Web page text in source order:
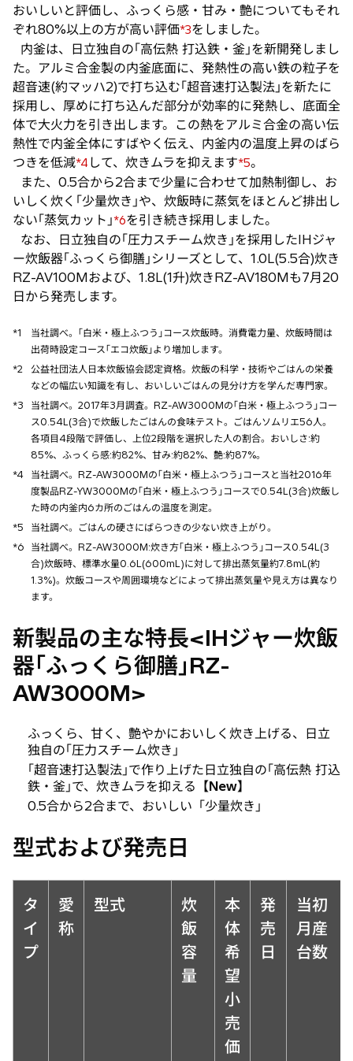
おいしいと評価し、ふっくら感・甘み・艶についてもそれ
ぞれ80%以上の方が高い評価*3をしました。
内釜は、日立独自の｢高伝熱 打込鉄・釜｣を新開発しまし
た。アルミ合金製の内釜底面に、発熱性の高い鉄の粒子を
超音速(約マッハ2)で打ち込む｢超音速打込製法｣を新たに
採用し、厚めに打ち込んだ部分が効率的に発熱し、底面全
体で大火力を引き出します。この熱をアルミ合金の高い伝
熱性で内釜全体にすばやく伝え、内釜内の温度上昇のばら
つきを低減*4 して、炊きムラを抑えます*5。
また、0.5合から2合まで少量に合わせて加熱制御し、お
いしく炊く｢少量炊き｣や、炊飯時に蒸気をほとんど排出し
ない｢蒸気カット｣*6を引き続き採用しました。
なお、日立独自の｢圧力スチーム炊き｣を採用したIHジャ
ー炊飯器｢ふっくら御膳｣シリーズとして、1.0L(5.5合)炊き
RZ-AV100Mおよび、1.8L(1升)炊きRZ-AV180Mも7月20
日から発売します。
*1
当社調べ。｢白米・極上ふつう｣コース炊飯時。消費電力量、炊飯時間は
出荷時設定コース｢エコ炊飯｣より増加します。
*2
公益社団法人日本炊飯協会認定資格。炊飯の科学・技術やごはんの栄養
などの幅広い知識を有し、おいしいごはんの見分け方を学んだ専門家。
*3
当社調べ。2017年3月調査。RZ-AW3000Mの｢白米・極上ふつう｣コー
ス0.54L(3合)で炊飯したごはんの食味テスト。ごはんソムリエ56人。
各項目4段階で評価し、上位2段階を選択した人の割合。おいしさ:約
85%、ふっくら感:約82%、甘み:約82%、艶:約87%。
*4
当社調べ。RZ-AW3000Mの｢白米・極上ふつう｣コースと当社2016年
度製品RZ-YW3000Mの｢白米・極上ふつう｣コースで0.54L(3合)炊飯し
た時の内釜内6カ所のごはんの温度を測定。
*5
当社調べ。ごはんの硬さにばらつきの少ない炊き上がり。
*6
当社調べ。RZ-AW3000M:炊き方｢白米・極上ふつう｣コース0.54L(3
合)炊飯時、標準水量0.6L(600mL)に対して排出蒸気量約7.8mL(約
1.3%)。炊飯コースや周囲環境などによって排出蒸気量や見え方は異なり
ます。
新製品の主な特長<IHジャー炊飯
器｢ふっくら御膳｣RZ-
AW3000M>
ふっくら、甘く、艶やかにおいしく炊き上げる、日立
独自の｢圧力スチーム炊き｣
｢超音速打込製法｣で作り上げた日立独自の｢高伝熱 打込
鉄・釜｣で、炊きムラを抑える 【New】
0.5合から2合まで、おいしい「少量炊き」
型式および発売日
タ
イ
プ
愛
称
型式
炊
飯
容
量
本
体
希
望
小
売
価
発
売
日
当初
月産
台数